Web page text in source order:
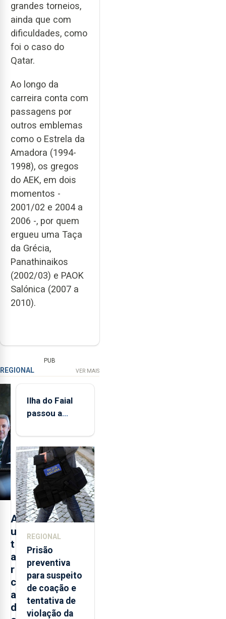
grandes torneios,
ainda que com
dificuldades, como
foi o caso do
Qatar.
Ao longo da
carreira conta com
passagens por
outros emblemas
como o Estrela da
Amadora (1994-
1998), os gregos
do AEK, em dois
momentos -
2001/02 e 2004 a
2006 -, por quem
ergueu uma Taça
da Grécia,
Panathinaikos
(2002/03) e PAOK
Salónica (2007 a
2010).
PUB
REGIONAL VER MAIS
A
u
t
a
r
c
a
d
Ilha do Faial
passou a
de
monitorização
de infrassons
dos Açores
REGIONAL
Prisão
preventiva
para suspeito
de coação e
tentativa de
violação da